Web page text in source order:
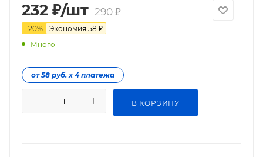
232 ₽/шт 290₽
-20% Экономия 58 ₽
Много
от 58 руб. х 4 платежа
В КОРЗИНУ